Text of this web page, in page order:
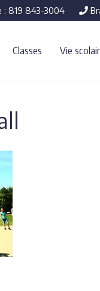
: 819 843-3004
Classes Vie